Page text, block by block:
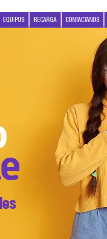
EQUIPOS RECARGA CONTACTANOS